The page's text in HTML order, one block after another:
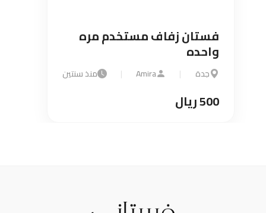
فستان زفاف مستخدم مره
جدة |
Amira
|
500 ريال